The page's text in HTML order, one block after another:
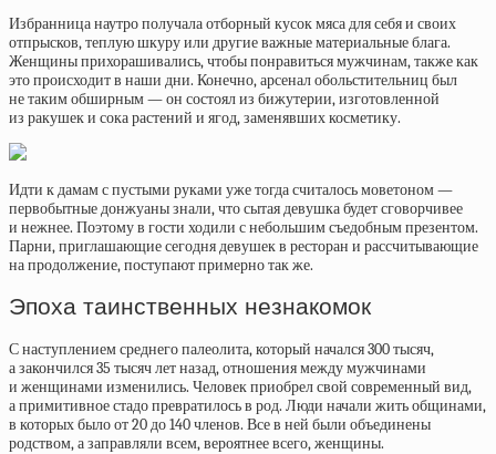
Избранница наутро получала отборный кусок мяса для себя и своих
отпрысков, теплую шкуру или другие важные материальные блага.
Женщины прихорашивались, чтобы понравиться мужчинам, также как
это происходит в наши дни. Конечно, арсенал обольстительниц был
не таким обширным — он состоял из бижутерии, изготовленной
из ракушек и сока растений и ягод, заменявших косметику.
Идти к дамам с пустыми руками уже тогда считалось моветоном —
первобытные донжуаны знали, что сытая девушка будет сговорчивее
и нежнее. Поэтому в гости ходили с небольшим съедобным презентом.
Парни, приглашающие сегодня девушек в ресторан и рассчитывающие
на продолжение, поступают примерно так же.
Эпоха таинственных незнакомок
С наступлением среднего палеолита, который начался 300 тысяч,
а закончился 35 тысяч лет назад, отношения между мужчинами
и женщинами изменились. Человек приобрел свой современный вид,
а примитивное стадо превратилось в род. Люди начали жить общинами,
в которых было от 20 до 140 членов. Все в ней были объединены
родством, а заправляли всем, вероятнее всего, женщины.